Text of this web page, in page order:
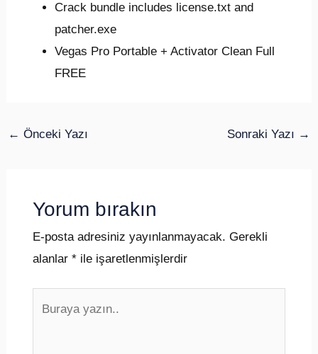
Crack bundle includes license.txt and
patcher.exe
Vegas Pro Portable + Activator Clean Full
FREE
← Önceki Yazı Sonraki Yazı →
Yorum bırakın
E-posta adresiniz yayınlanmayacak. Gerekli
alanlar *ile işaretlenmişlerdir
yazın..